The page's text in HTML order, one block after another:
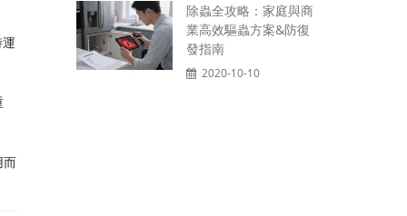
而
除蟲全攻略：家庭與商
業高效驅蟲方案&防復
發指南
2020-10-10